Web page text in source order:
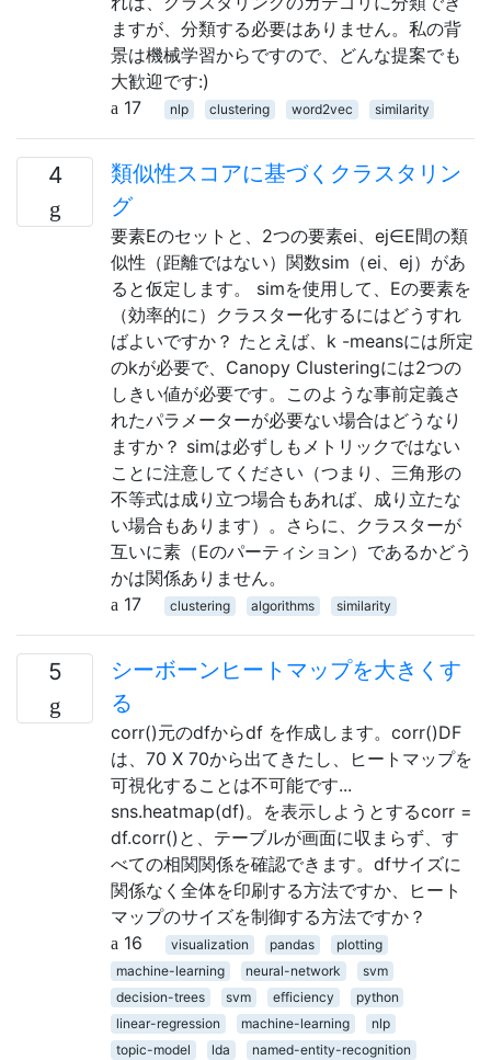
ますが、分類する必要はありません。私の背
景は機械学習からですので、どんな提案でも
大歓迎です:)
17
nlp clustering word2vec similarity
4
類似性スコアに基づくクラスタリン
グ
要素Eのセットと、2つの要素ei、ej∈E間の類
似性（距離ではない）関数sim（ei、ej）があ
ると仮定します。 simを使用して、Eの要素を
（効率的に）クラスター化するにはどうすれ
ばよいですか？ たとえば、k -meansには所定
のkが必要で、Canopy Clusteringには2つの
しきい値が必要です。このような事前定義さ
れたパラメーターが必要ない場合はどうなり
ますか？ simは必ずしもメトリックではない
ことに注意してください（つまり、三角形の
不等式は成り立つ場合もあれば、成り立たな
い場合もあります）。さらに、クラスターが
互いに素（Eのパーティション）であるかどう
かは関係ありません。
17
clustering algorithms similarity
5
シーボーンヒートマップを大きくす
る
corr()元のdfからdf を作成します。corr()DF
は、70 X 70から出てきたし、ヒートマップを
可視化することは不可能です...
sns.heatmap(df)。を表示しようとするcorr =
df.corr()と、テーブルが画面に収まらず、す
べての相関関係を確認できます。dfサイズに
関係なく全体を印刷する方法ですか、ヒート
マップのサイズを制御する方法ですか？
16
visualization pandas
plotting
machine-learning
neural-network
svm
decision-trees
svm efficiency
python
linear-regression
machine-learning
nlp
topic-model
lda
named-entity-recognition